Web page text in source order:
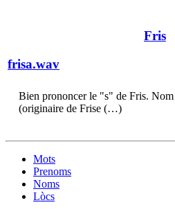
Fris
frisa.wav
Bien prononcer le "s" de Fris.
(originaire de Frise (…)
Mots
Prenoms
Noms
Lòcs